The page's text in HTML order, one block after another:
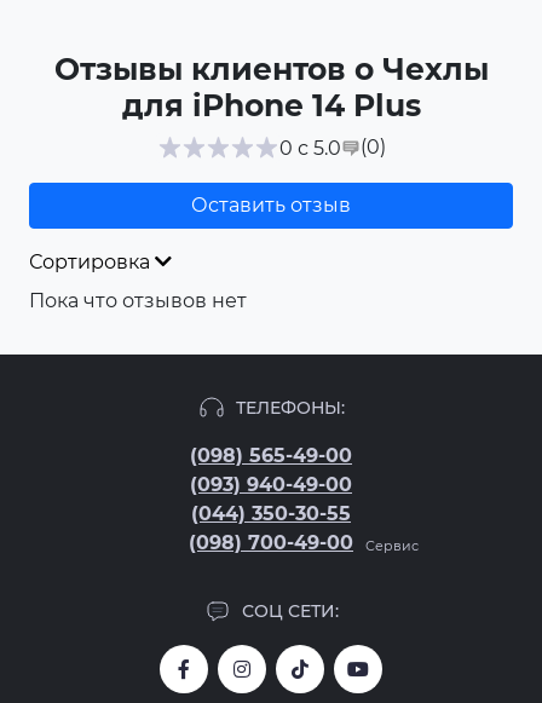
Отзывы клиентов о Чехлы
для iPhone 14 Plus
0 с 5.0 (0)
Оставить отзыв
Сортировка
Пока что отзывов нет
ТЕЛЕФОНЫ:
(098) 565-49-00
(093) 940-49-00
(044) 350-30-55
(098) 700-49-00
Сервис
СОЦ СЕТИ: